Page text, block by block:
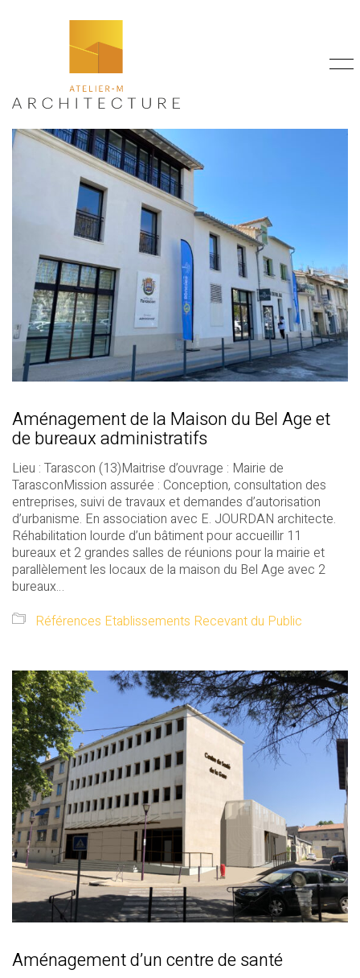
Aménagement de la Maison du Bel Age et
de bureaux administratifs
Lieu : Tarascon (13)Maitrise d’ouvrage : Mairie de
TarasconMission assurée : Conception, consultation des
entreprises, suivi de travaux et demandes d’autorisation
d’urbanisme. En association avec E. JOURDAN architecte.
Réhabilitation lourde d’un bâtiment pour accueillir 11
bureaux et 2 grandes salles de réunions pour la mairie et
parallèlement les locaux de la maison du Bel Age avec 2
bureaux…
Références Etablissements Recevant du Public
Aménagement d’un centre de santé